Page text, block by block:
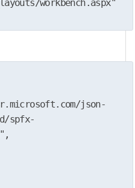
workbench.aspx"
json-
spfx-